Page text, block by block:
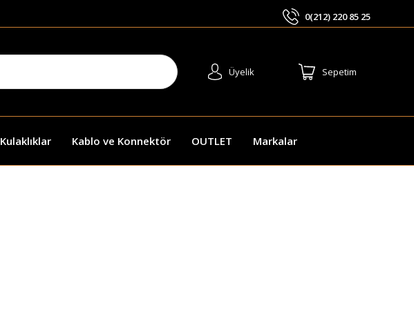
0(212) 220 85 25
Üyelik Sepetim
Kulaklıklar Kablo ve Konnektör OUTLET Markalar